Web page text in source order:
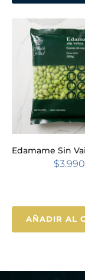
Edamame Sin
$3.990
AÑADIR AL